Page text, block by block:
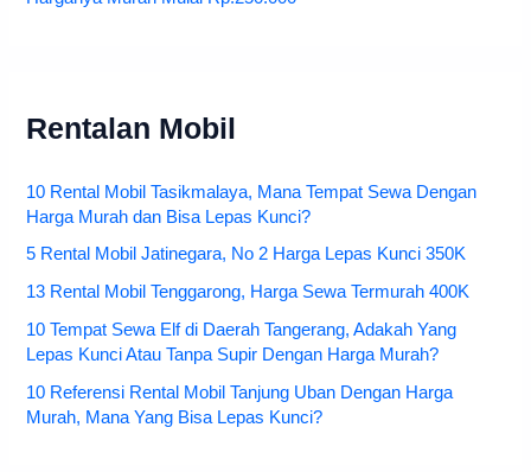
Rentalan Mobil
10 Rental Mobil Tasikmalaya, Mana Tempat Sewa Dengan
Harga Murah dan Bisa Lepas Kunci?
5 Rental Mobil Jatinegara, No 2 Harga Lepas Kunci 350K
13 Rental Mobil Tenggarong, Harga Sewa Termurah 400K
10 Tempat Sewa Elf di Daerah Tangerang, Adakah Yang
Lepas Kunci Atau Tanpa Supir Dengan Harga Murah?
10 Referensi Rental Mobil Tanjung Uban Dengan Harga
Murah, Mana Yang Bisa Lepas Kunci?